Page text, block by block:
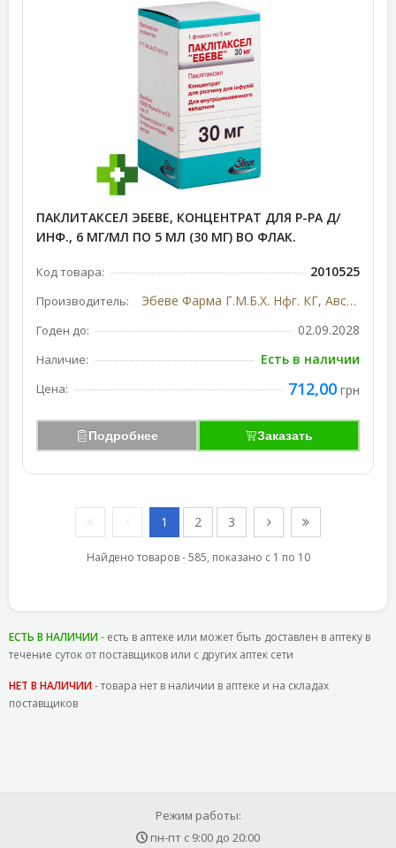
ПАКЛИТАКСЕЛ ЭБЕВЕ, КОНЦЕНТРАТ ДЛЯ Р-РА Д/
ИНФ., 6 МГ/МЛ ПО 5 МЛ (30 МГ) ВО ФЛАК.
Код товара: 2010525
Производитель: Эбеве Фарма Г.М.Б.Х. Нфг. КГ, Австрия
Годен до: 02.09.2028
Наличие: Есть в наличии
Цена: 712,00 грн
Подробнее Заказать
1 2 3
Найдено товаров - 585, показано с 1 по 10
ЕСТЬ В НАЛИЧИИ- есть в аптеке или может быть доставлен в аптеку в
течение суток от поставщиков или с других аптек сети
НЕТ В НАЛИЧИИ- товара нет в наличии в аптеке и на складах
поставщиков
Режим работы:
пн-пт с 9:00 до 20:00